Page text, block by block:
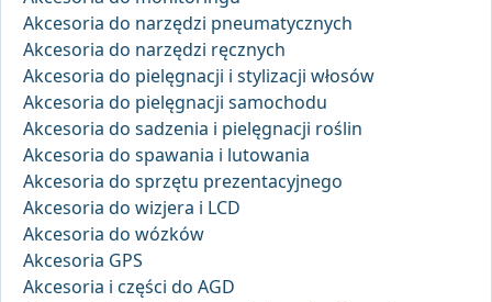
Akcesoria do narzędzi pneumatycznych
Akcesoria do narzędzi ręcznych
Akcesoria do pielęgnacji i stylizacji włosów
Akcesoria do pielęgnacji samochodu
Akcesoria do sadzenia i pielęgnacji roślin
Akcesoria do spawania i lutowania
Akcesoria do sprzętu prezentacyjnego
Akcesoria do wizjera i LCD
Akcesoria do wózków
Akcesoria GPS
Akcesoria i części do AGD